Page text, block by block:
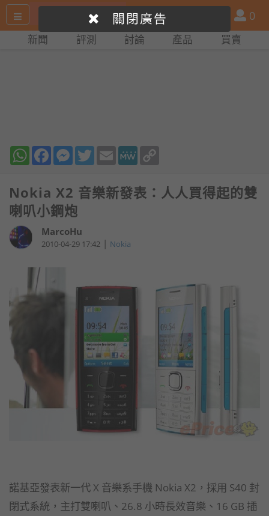
尋
產
品
比
會
員
0
新聞 評測 討論 產品 買賣
WhatsAppFacebookMessenger
TwitterEmail MeWe
Nokia X2 音樂新發表：人人買得起的雙
喇叭小鋼炮
MarcoHu
2010-04-29 17:42 | Nokia
諾基亞發表新一代 X 音樂系手機 Nokia X2，採用 S40 封
閉式系統，主打雙喇叭、26.8 小時長效音樂、16 GB 插
關閉廣告